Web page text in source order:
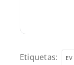
Etiquetas: